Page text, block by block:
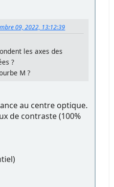
09, 2022, 13:12:39
les axes des
?
M ?
au centre optique.
de contraste (100%